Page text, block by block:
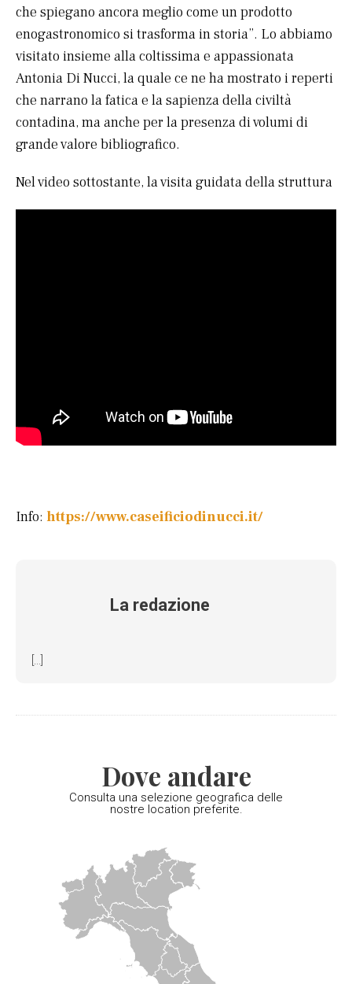
che spiegano ancora meglio come un prodotto
enogastronomico si trasforma in storia”. Lo abbiamo
visitato insieme alla coltissima e appassionata
Antonia Di Nucci, la quale ce ne ha mostrato i reperti
che narrano la fatica e la sapienza della civiltà
contadina, ma anche per la presenza di volumi di
grande valore bibliografico.
Nel video sottostante, la visita guidata della struttura
Info: https://www.caseificiodinucci.it/
La redazione
[...]
Dove andare
Consulta una selezione geografica delle
nostre location preferite.